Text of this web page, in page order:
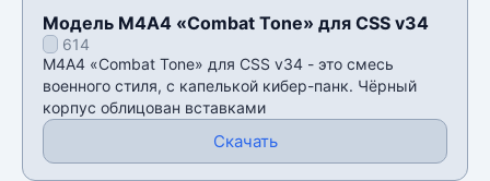
Модель М4А4 «Combat Tone» для CSS v34
614
М4А4 «Combat Tone» для CSS v34 - это смесь
военного стиля, с капелькой кибер-панк. Чёрный
корпус облицован вставками
Скачать